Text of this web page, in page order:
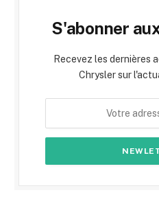
S'abonner
Recevez les dernières
Chrysler sur